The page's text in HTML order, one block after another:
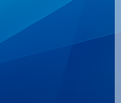
наших